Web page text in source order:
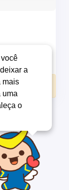
a
mais
uma
o